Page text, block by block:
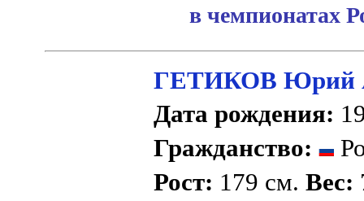
в чемпионатах
ГЕТИКОВ Юрий
Дата рождения:
Гражданство:
Рост: 179 см. Вес: